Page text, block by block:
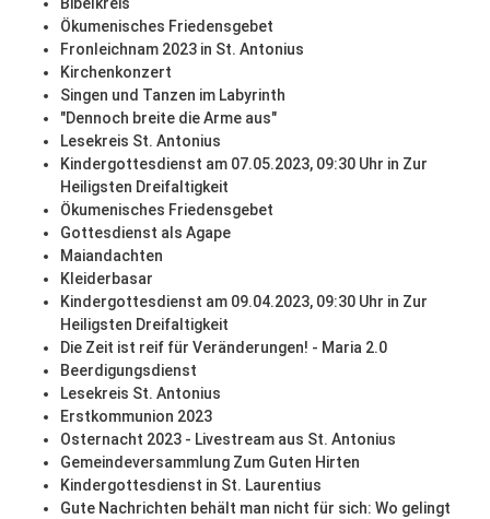
Ökumenisches Friedensgebet
Fronleichnam 2023 in St. Antonius
Kirchenkonzert
Singen und Tanzen im Labyrinth
"Dennoch breite die Arme aus"
Lesekreis St. Antonius
Kindergottesdienst am 07.05.2023, 09:30 Uhr in Zur
Heiligsten Dreifaltigkeit
Ökumenisches Friedensgebet
Gottesdienst als Agape
Maiandachten
Kleiderbasar
Kindergottesdienst am 09.04.2023, 09:30 Uhr in Zur
Heiligsten Dreifaltigkeit
Die Zeit ist reif für Veränderungen! - Maria 2.0
Beerdigungsdienst
Lesekreis St. Antonius
Erstkommunion 2023
Osternacht 2023 - Livestream aus St. Antonius
Gemeindeversammlung Zum Guten Hirten
Kindergottesdienst in St. Laurentius
Gute Nachrichten behält man nicht für sich: Wo gelingt